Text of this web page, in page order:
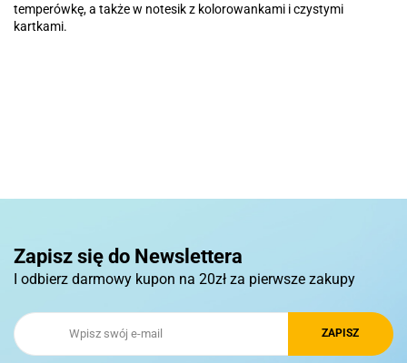
temperówkę, a także w notesik z kolorowankami i czystymi
kartkami.
Royal Design
Zapisz się do Newslettera
I odbierz darmowy kupon na 20zł za pierwsze zakupy